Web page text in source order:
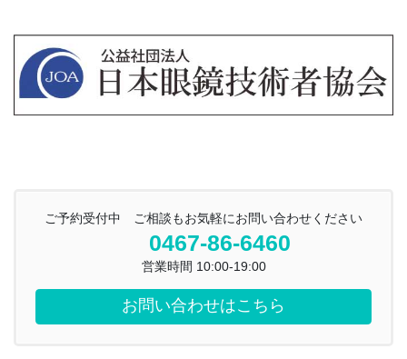
ご予約受付中 ご相談もお気軽にお問い合わせください
0467-86-6460
営業時間 10:00-19:00
お問い合わせはこちら